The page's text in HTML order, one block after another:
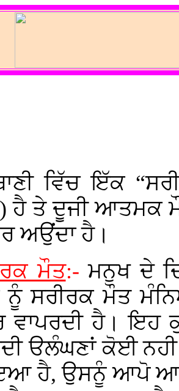
ਵਿੱਚ ਇੱਕ
ਹੈ ਤੇ ਦੂਜੀ ਆਤਮਕ
ਅਉਂਦਾ ਹੈ।
ਮੌਤ:-ਮਨੁਖ ਦੇ
ਨੂੰ ਸਰੀਰਕ ਮੌਤ
ਵਾਪਰਦੀ ਹੈ। ਇਹ
ੳਲੰਘਣਾਂ ਕੋਈ
ਹੈ, ਉਸਨੂੰ ਆਪੋ